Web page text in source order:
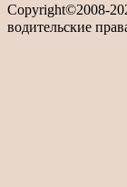
Copyright©2008-
водительские